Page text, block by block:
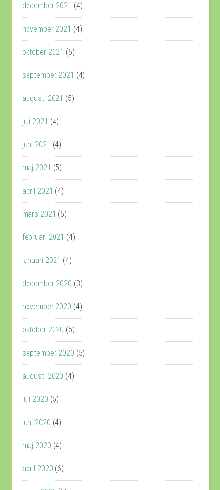
december 2021 (4)
november 2021 (4)
oktober 2021 (5)
september 2021 (4)
augusti 2021 (5)
juli 2021 (4)
juni 2021 (4)
maj 2021 (5)
april 2021 (4)
mars 2021 (5)
februari 2021 (4)
januari 2021 (4)
december 2020 (3)
november 2020 (4)
oktober 2020 (5)
september 2020 (5)
augusti 2020 (4)
juli 2020 (5)
juni 2020 (4)
maj 2020 (4)
april 2020 (6)